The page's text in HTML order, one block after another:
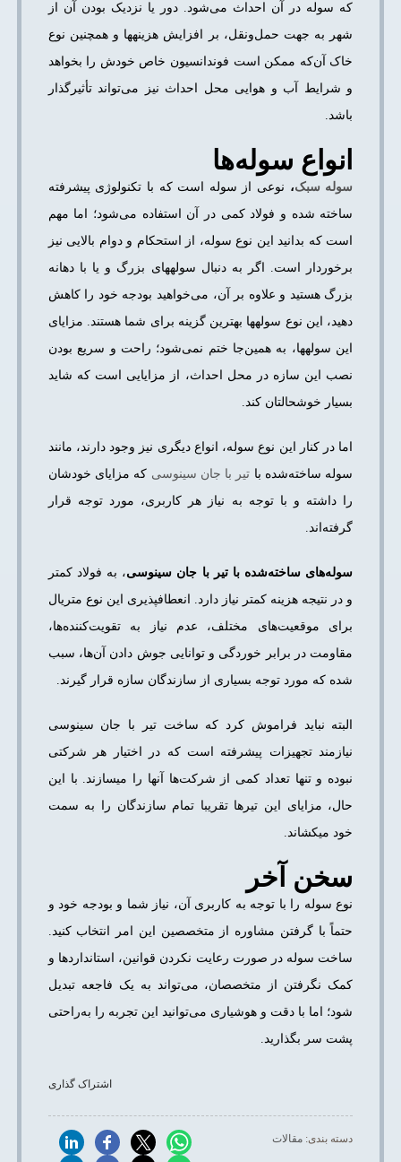
که سوله در آن احداث می‌شود. دور یا نزدیک بودن آن از
شهر به جهت حمل‌ونقل، بر افزایش هزینه­ها و همچنین نوع
خاک آن‌که ممکن است فوندانسیون خاص خودش را بخواهد
و شرایط آب و هوایی محل احداث نیز می‌تواند تأثیرگذار
باشد.
انواع سوله‌ها
سوله سبک، نوعی از سوله است که با تکنولوژی پیشرفته
ساخته شده و فولاد کمی در آن استفاده می‌شود؛ اما مهم
است که بدانید این نوع سوله، از استحکام و دوام بالایی نیز
برخوردار است. اگر به دنبال سوله­های بزرگ و یا با دهانه
بزرگ هستید و علاوه بر آن، می‌خواهید بودجه خود را کاهش
دهید، این نوع سوله­ها بهترین گزینه برای شما هستند. مزایای
این سوله­ها، به همین‌جا ختم نمی‌شود؛ راحت و سریع بودن
نصب این سازه در محل احداث، از مزایایی است که شاید
بسیار خوشحالتان کند.
اما در کنار این نوع سوله، انواع دیگری نیز وجود دارند، مانند
سوله ساخته‌شده با تیر با جان سینوسی که مزایای خودشان
را داشته و با توجه به نیاز هر کاربری، مورد توجه قرار
گرفته‌اند.
سوله‌های ساخته‌شده با تیر با جان سینوسی، به فولاد کمتر
و در نتیجه هزینه کمتر نیاز دارد. انعطاف­پذیری این نوع متریال
برای موقعیت‌های مختلف، عدم نیاز به تقویت‌کننده‌ها،
مقاومت در برابر خوردگی و توانایی جوش دادن آن‌ها، سبب
شده که مورد توجه بسیاری از سازندگان سازه قرار گیرند.
البته نباید فراموش کرد که ساخت تیر با جان سینوسی
نیازمند تجهیزات پیشرفته است که در اختیار هر شرکتی
نبوده و تنها تعداد کمی از شرکت‌ها آنها را می­سازند. با این
حال، مزایای این تیرها تقریبا تمام سازندگان را به سمت
خود می­کشاند.
سخن آخر
نوع سوله را با توجه به کاربری آن، نیاز شما و بودجه خود و
حتماً با گرفتن مشاوره از متخصصین این امر انتخاب کنید.
ساخت سوله در صورت رعایت نکردن قوانین، استانداردها و
کمک نگرفتن از متخصصان، می‌تواند به یک فاجعه تبدیل
شود؛ اما با دقت و هوشیاری می‌توانید این تجربه را به‌راحتی
پشت سر بگذارید.
اشتراک گذاری
دسته بندی: مقالات